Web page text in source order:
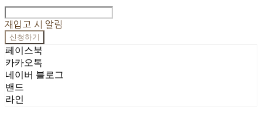
재입고 시 알림
신청하기
페이스북
카카오톡
네이버 블로그
밴드
라인